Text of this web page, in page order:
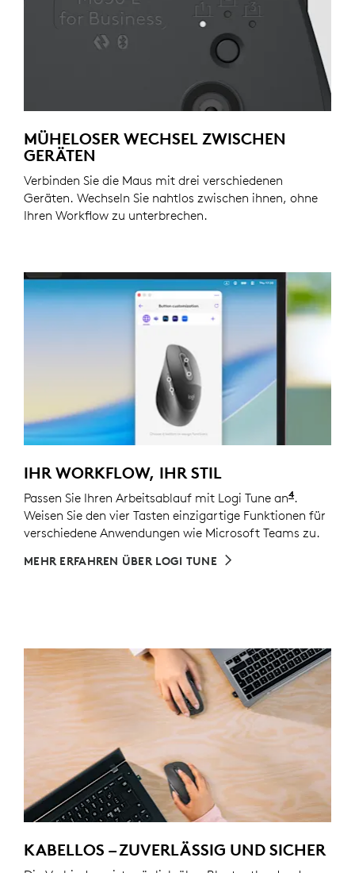
MÜHELOSER WECHSEL ZWISCHEN
GERÄTEN
Verbinden Sie die Maus mit drei verschiedenen
Geräten. Wechseln Sie nahtlos zwischen ihnen, ohne
Ihren Workflow zu unterbrechen.
IHR WORKFLOW, IHR STIL
Passen Sie Ihren Arbeitsablauf mit Logi Tune an4Zur
.
Weisen Sie den vier Tasten einzigartige Funktionen für
verschiedene Anwendungen wie Microsoft Teams zu.
MEHR ERFAHREN ÜBER LOGI TUNE
KABELLOS – ZUVERLÄSSIG UND SICHER